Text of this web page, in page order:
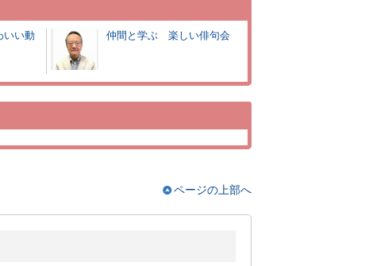
いい動
仲間と学ぶ 楽しい俳句会
ページの上部へ